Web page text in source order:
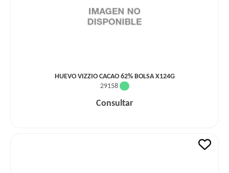
HUEVO VIZZIO CACAO 62% BOLSA X124G
29158
Consultar